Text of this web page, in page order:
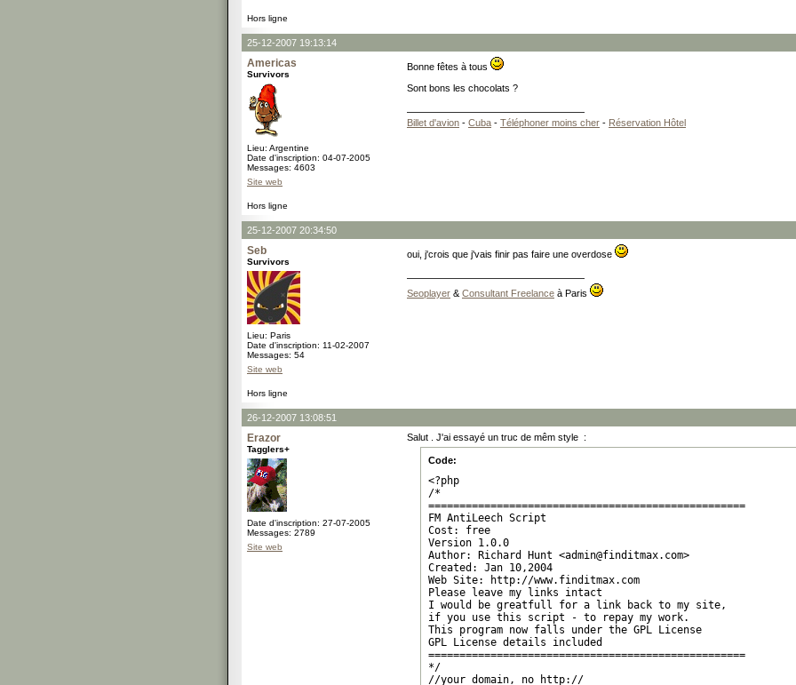
Hors ligne
25-12-2007 19:13:14
Americas
Survivors
Lieu: Argentine
Date d'inscription: 04-07-2005
Messages: 4603
Site web
Bonne fêtes à tous
Sont bons les chocolats ?
Billet d'avion - Cuba - Téléphoner moins cher - Réservation Hôtel
Hors ligne
25-12-2007 20:34:50
Seb
Survivors
Lieu: Paris
Date d'inscription: 11-02-2007
Messages: 54
Site web
oui, j'crois que j'vais finir pas faire une overdose
Seoplayer & Consultant Freelance à Paris
Hors ligne
26-12-2007 13:08:51
Erazor
Tagglers+
Date d'inscription: 27-07-2005
Messages: 2789
Site web
Salut . J'ai essayé un truc de mêm style :
Code:
<?php
/*
===================================================
FM AntiLeech Script
Cost: free
Version 1.0.0
Author: Richard Hunt <admin@finditmax.com>
Created: Jan 10,2004
Web Site: http://www.finditmax.com
Please leave my links intact
I would be greatfull for a link back to my site,
if you use this script - to repay my work.
This program now falls under the GPL License
GPL License details included
===================================================
*/
//your domain, no http://